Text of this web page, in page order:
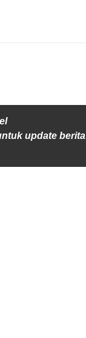
update berita